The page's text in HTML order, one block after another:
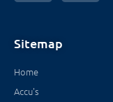
Sitemap
Home
Accu's